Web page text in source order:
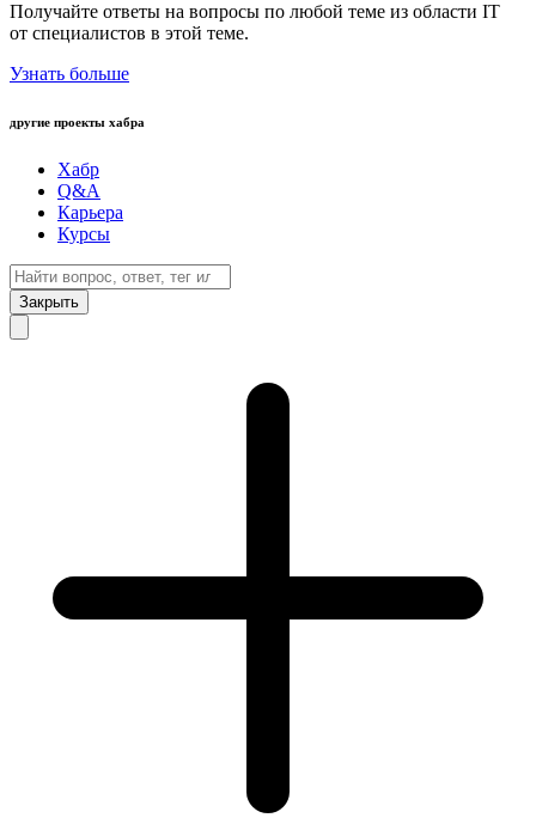
Получайте ответы на вопросы по любой теме из области IT
от специалистов в этой теме.
Узнать больше
другие проекты хабра
Хабр
Q&A
Карьера
Курсы
Закрыть